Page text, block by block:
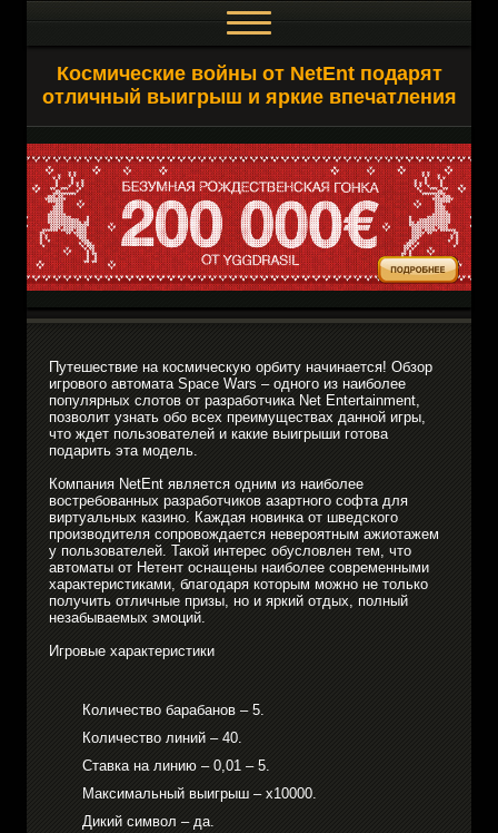
Космические войны от NetEnt подарят
отличный выигрыш и яркие впечатления
Путешествие на космическую орбиту начинается! Обзор
игрового автомата Space Wars – одного из наиболее
популярных слотов от разработчика Net Entertainment,
позволит узнать обо всех преимуществах данной игры,
что ждет пользователей и какие выигрыши готова
подарить эта модель.
Компания NetEnt является одним из наиболее
востребованных разработчиков азартного софта для
виртуальных казино. Каждая новинка от шведского
производителя сопровождается невероятным ажиотажем
у пользователей. Такой интерес обусловлен тем, что
автоматы от Нетент оснащены наиболее современными
характеристиками, благодаря которым можно не только
получить отличные призы, но и яркий отдых, полный
незабываемых эмоций.
Игровые характеристики
Количество барабанов – 5.
Количество линий – 40.
Ставка на линию – 0,01 – 5.
Максимальный выигрыш – х10000.
Дикий символ – да.